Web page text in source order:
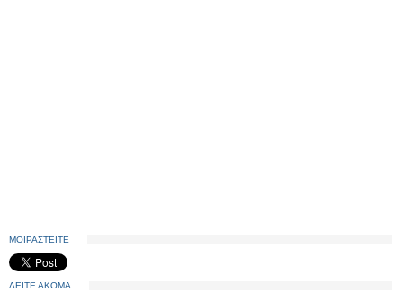
ΜΟΙΡΑΣΤΕΙΤΕ
ΔΕΙΤΕ ΑΚΟΜΑ